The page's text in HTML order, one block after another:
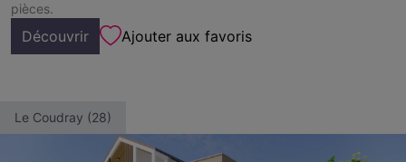
pièces.
Découvrir Ajouter aux favoris
Le Coudray (28)